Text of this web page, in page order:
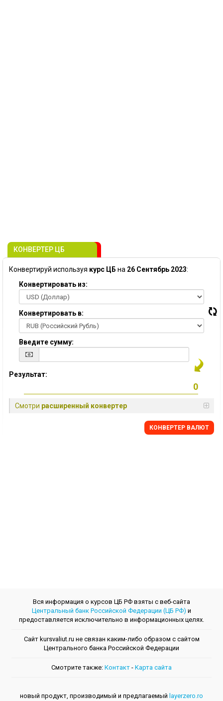
КОНВЕРТЕР ЦБ
Конвертируй используя курс ЦБ на 26 Сентябрь 2023:
Конвертировать из:
Конвертировать в:
Введите сумму:
Результат:
Смотри расширенный конвертер
КОНВЕРТЕР ВАЛЮТ
Вся информация о курсов ЦБ РФ взяты с веб-сайта
Центральный банк Российской Федерации (ЦБ РФ) и
предоставляется исключительно в информационных целях.
Сайт kursvaliut.ru не связан каким-либо образом с сайтом
Центрального банкa Российской Федерации
Смотрите также: Контакт - Kарта сайта
новый продукт, производимый и предлагаемый layerzero.ro